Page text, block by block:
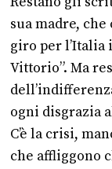
sua madre,
giro per
Vittorio”. Ma
ogni disgrazia
C’è la crisi,
che affliggono